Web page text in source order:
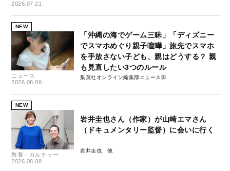
2026.07.21
NEW
ニュース
2026.08.08
「沖縄の海でゲーム三昧」「ディズニー
でスマホめぐり親子喧嘩」旅先でスマホ
を手放さない子ども、親はどうする？ 親
も見直したい3つのルール
集英社オンライン編集部ニュース班
NEW
教養・カルチャー
2026.08.08
岩井圭也さん（作家）が山崎エマさん
（ドキュメンタリー監督）に会いに行く
岩井圭也